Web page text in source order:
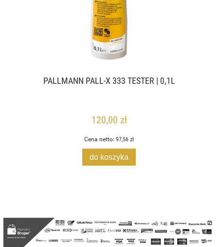
PALLMANN PALL-X 333 TESTER | 0,1L
120,00 zł
Cena netto: 97,56 zł
do koszyka